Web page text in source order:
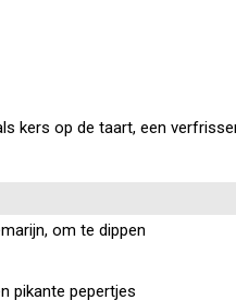
kers op de taart, een
om te dippen
pikante pepertjes